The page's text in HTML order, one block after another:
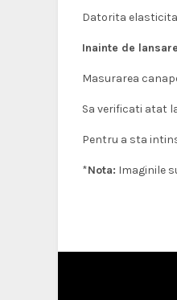
Datorita
Inainte de
Masurarea
Sa verificati atat
Pentru a sta
*Nota: Imaginile